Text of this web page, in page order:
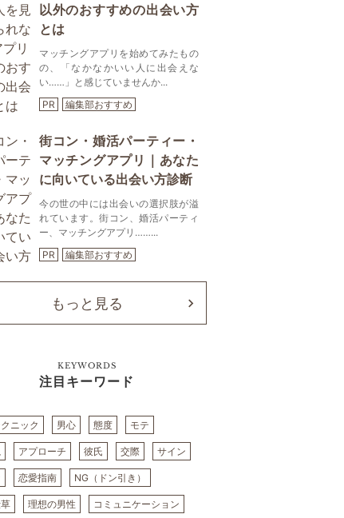
以外のおすすめの出会い方
とは
マッチングアプリを始めてみたもの
の、「なかなかいい人に出会えな
い……」と感じていませんか...
PR
編集部おすすめ
街コン・婚活パーティー・
マッチングアプリ｜あなた
に向いている出会い方診断
今の世の中には出会いの選択肢が溢
れています。街コン、婚活パーティ
ー、マッチングアプリ……...
PR
編集部おすすめ
もっと見る
KEYWORDS
注目キーワード
ニック 男心 態度 モテ
アプローチ 彼氏 交際 サイン
恋愛指南 NG（ドン引き）
理想の男性 コミュニケーション